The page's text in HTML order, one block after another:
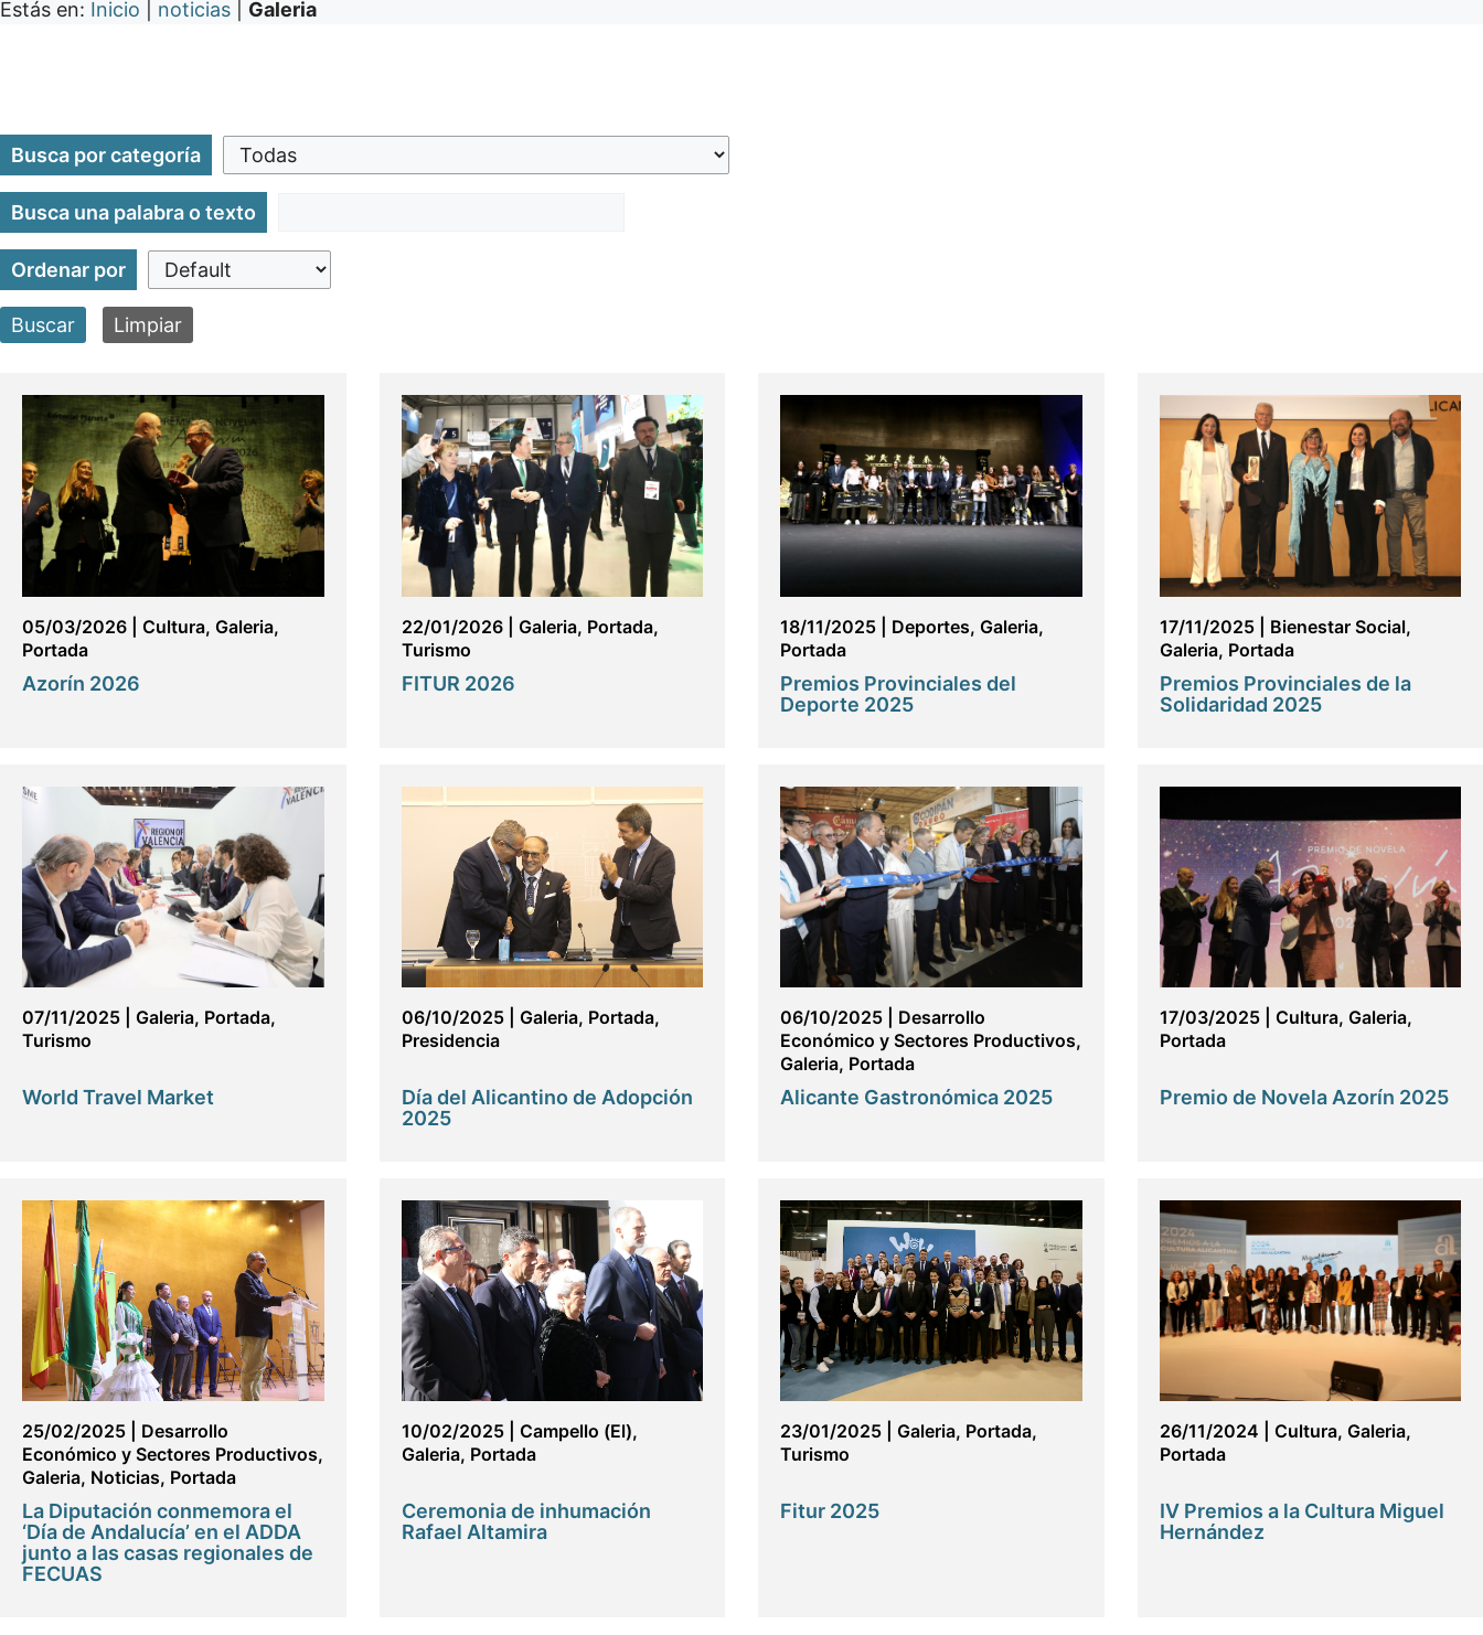
Estás en: Inicio noticias Galeria
Busca por categoría
Busca una palabra o texto
Ordenar por
Buscar Limpiar
05/03/2026 Cultura, Galeria,
Portada
Azorín 2026
22/01/2026| Galeria, Portada,
Turismo
FITUR 2026
18/11/2025 Deportes, Galeria,
Portada
Premios Provinciales del
Deporte 2025
17/11/2025| Bienestar Social,
Galeria, Portada
Premios Provinciales de la
Solidaridad 2025
07/11/2025 Galeria, Portada,
Turismo
World Travel Market
06/10/2025| Galeria, Portada,
Presidencia
Día del Alicantino de Adopción
2025
06/10/2025
Desarrollo
Económico y Sectores Productivos,
Galeria, Portada
Alicante Gastronómica 2025
17/03/2025| Cultura, Galeria,
Portada
Premio de Novela Azorín 2025
25/02/2025
Desarrollo
Económico y Sectores Productivos,
Galeria, Noticias, Portada
La Diputación conmemora el
‘Día de Andalucía’ en el ADDA
junto a las casas regionales de
FECUAS
10/02/2025| Campello (El),
Galeria, Portada
Ceremonia de inhumación
Rafael Altamira
23/01/2025 Galeria, Portada,
Turismo
Fitur 2025
26/11/2024 Cultura, Galeria,
Portada
IV Premios a la Cultura Miguel
Hernández